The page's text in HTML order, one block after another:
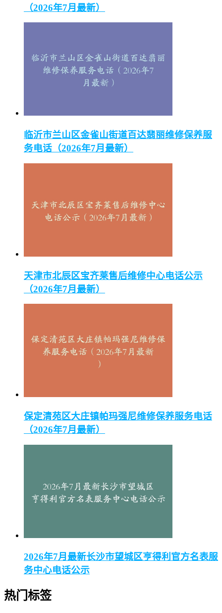
（2026年7月最新）
临沂市兰山区金雀山街道百达翡丽维修保养服
务电话（2026年7月最新）
天津市北辰区宝齐莱售后维修中心电话公示
（2026年7月最新）
保定清苑区大庄镇帕玛强尼维修保养服务电话
（2026年7月最新）
2026年7月最新长沙市望城区亨得利官方名表服
务中心电话公示
热门标签